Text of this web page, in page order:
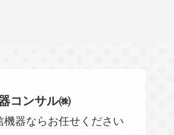
コンサル㈱
器ならお任せください